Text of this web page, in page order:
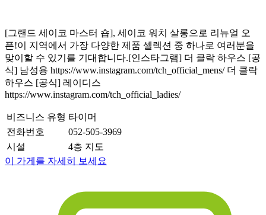
[그랜드 세이코 마스터 숍], 세이코 워치 살롱으로 리뉴얼 오
픈!이 지역에서 가장 다양한 제품 셀렉션 중 하나로 여러분을
맞이할 수 있기를 기대합니다.[인스타그램] 더 클락 하우스 [공
식] 남성용 https://www.instagram.com/tch_official_mens/ 더 클락
하우스 [공식] 레이디스
https://www.instagram.com/tch_official_ladies/
비즈니스 유형 타이머
전화번호
052-505-3969
시설
4층 지도
이 가게를 자세히 보세요